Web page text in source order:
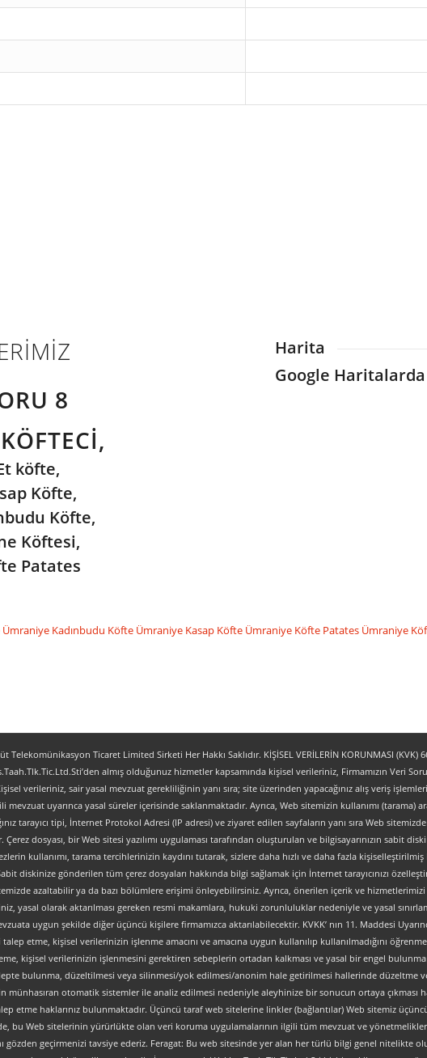
köfte,
Köfte,
Köfte,
Köftesi,
Patates
Harita
Google
Ümraniye Kadınbudu Köfte Ümraniye Kasap Köfte Ümraniye Köfte Patates Ümraniye
Ticaret Limited Sirketi Her Hakkı Saklıdır. KİŞİSEL VERİLERİN KORUNMASI (KVK)
almış olduğunuz hizmetler kapsamında kişisel verileriniz, Firmamızın Veri
verileriniz, sair yasal mevzuat gerekliliğinin yanı sıra; site üzerinden yapacağınız alış veriş
uyarınca yasal süreler içerisinde saklanmaktadır. Ayrıca, Web sitemizin kullanımı
tarayıcı tipi, İnternet Protokol Adresi (IP adresi) ve ziyaret edilen sayfaların yanı sıra Web
dosyası, bir Web sitesi yazılımı uygulaması tarafından oluşturulan ve bilgisayarınızın sabit
kullanımı, tarama tercihlerinizin kaydını tutarak, sizlere daha hızlı ve daha fazla
diskinize gönderilen tüm çerez dosyaları hakkında bilgi sağlamak için İnternet tarayıcınızı
azaltabilir ya da bazı bölümlere erişimi önleyebilirsiniz. Ayrıca, önerilen içerik ve
yasal olarak aktarılması gereken resmi makamlara, hukuki zorunluluklar nedeniyle ve yasal
uygun şekilde diğer üçüncü kişilere firmamızca aktarılabilecektir. KVKK’ nın 11. Maddesi
etme, kişisel verilerinizin işlenme amacını ve amacına uygun kullanılıp kullanılmadığını
kişisel verilerinizin işlenmesini gerektiren sebeplerin ortadan kalkması ve yasal bir engel
bulunma, düzeltilmesi veya silinmesi/yok edilmesi/anonim hale getirilmesi hallerinde düzeltme
münhasıran otomatik sistemler ile analiz edilmesi nedeniyle aleyhinize bir sonucun ortaya
etme haklarınız bulunmaktadır. Üçüncü taraf web sitelerine linkler (bağlantılar) Web sitemiz
bu Web sitelerinin yürürlükte olan veri koruma uygulamalarının ilgili tüm mevzuat ve
gözden geçirmenizi tavsiye ederiz. Feragat: Bu web sitesinde yer alan her türlü bilgi genel nitelikte